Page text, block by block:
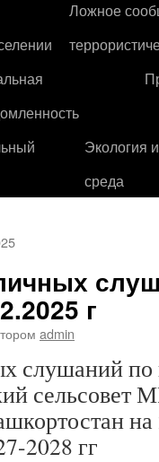
Ложное
Экология
среда
г
admin
слушаний
сельсовет
на
2028 гг